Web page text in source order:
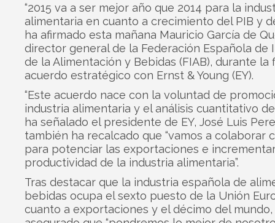
“2015 va a ser mejor año que 2014 para la
alimentaria en cuanto a crecimiento del PIB y
ha afirmado esta mañana Mauricio García de
director general de la Federación Española de
de la Alimentación y Bebidas (FIAB), durante la
acuerdo estratégico con Ernst & Young (EY).
“Este acuerdo nace con la voluntad de
industria alimentaria y el análisis cuantitativo
ha señalado el presidente de EY, José Luis
también ha recalcado que “vamos a colaborar
para potenciar las exportaciones e
productividad de la industria alimentaria”.
Tras destacar que la industria española de
bebidas ocupa el sexto puesto de la Unión
cuanto a exportaciones y el décimo del